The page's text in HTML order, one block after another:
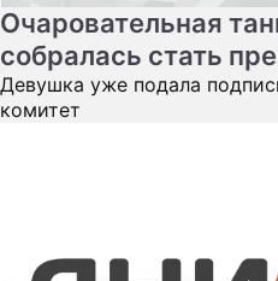
Очаровательная
собралась стать
Девушка уже подала
комитет